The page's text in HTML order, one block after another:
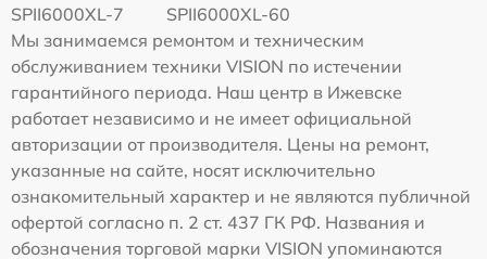
SPII6000XL-7
SPII6000XL-60
Мы занимаемся ремонтом и техническим
обслуживанием техники VISION по истечении
гарантийного периода. Наш центр в Ижевске
работает независимо и не имеет официальной
авторизации от производителя. Цены на ремонт,
указанные на сайте, носят исключительно
ознакомительный характер и не являются публичной
офертой согласно п. 2 ст. 437 ГК РФ. Названия и
обозначения торговой марки VISION упоминаются